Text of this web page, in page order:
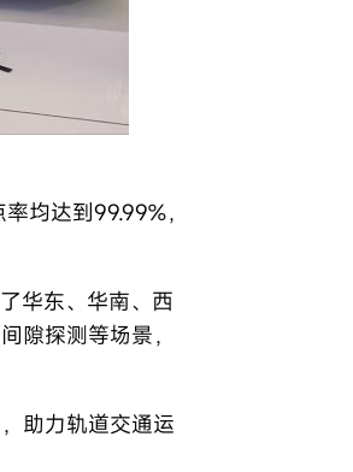
均达到99.99%，
华东、华南、西
隙探测等场景，
助力轨道交通运